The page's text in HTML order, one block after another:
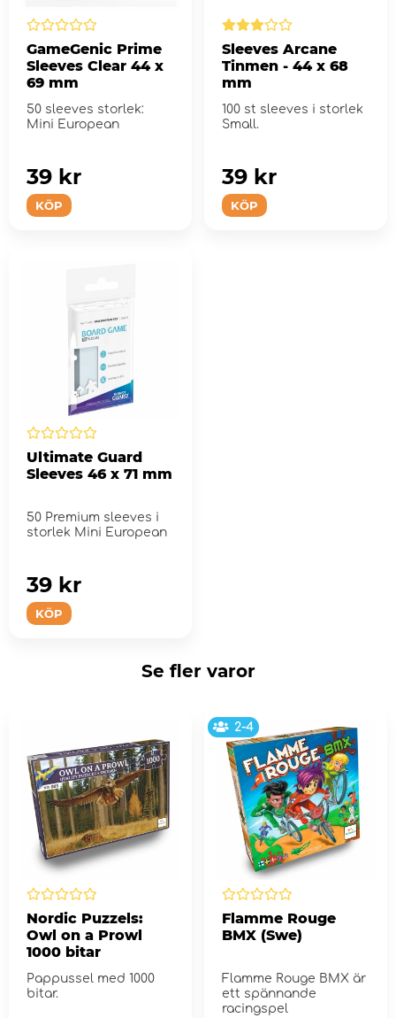
GameGenic Prime
Sleeves Clear 44 x
69 mm
50 sleeves storlek:
Mini European
KÖP
39 kr
Sleeves Arcane
Tinmen - 44 x 68
mm
100 st sleeves i storlek
Small.
KÖP
39 kr
Ultimate Guard
Sleeves 46 x 71 mm
50 Premium sleeves i
storlek Mini European
KÖP
39 kr
Se fler varor
Nordic Puzzels:
Owl on a Prowl
1000 bitar
Pappussel med 1000
bitar.
2-4
Flamme Rouge
BMX (Swe)
Flamme Rouge BMX är
ett spännande
racingspel